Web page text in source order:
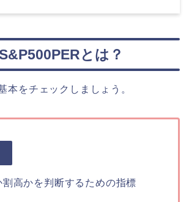
S&P500PERとは？
本をチェックしましょう。
高かを判断するための指標